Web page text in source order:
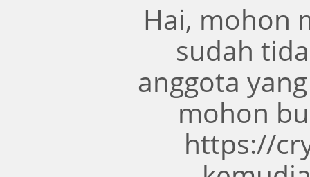
Hai, mohon
sudah
anggota
mohon
https://